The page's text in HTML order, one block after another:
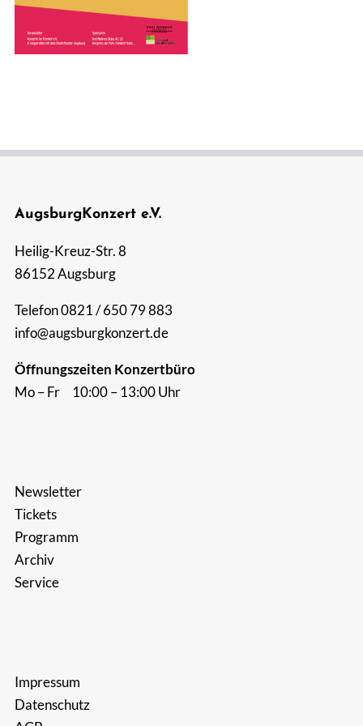
Suche
AugsburgKonzert e.V.
Heilig-Kreuz-Str. 8
86152 Augsburg
Telefon 0821 / 650 79 883
info@augsburgkonzert.de
Öffnungszeiten Konzertbüro
Mo – Fr 10:00 – 13:00 Uhr
Newsletter
Tickets
Programm
Archiv
Service
Impressum
Datenschutz